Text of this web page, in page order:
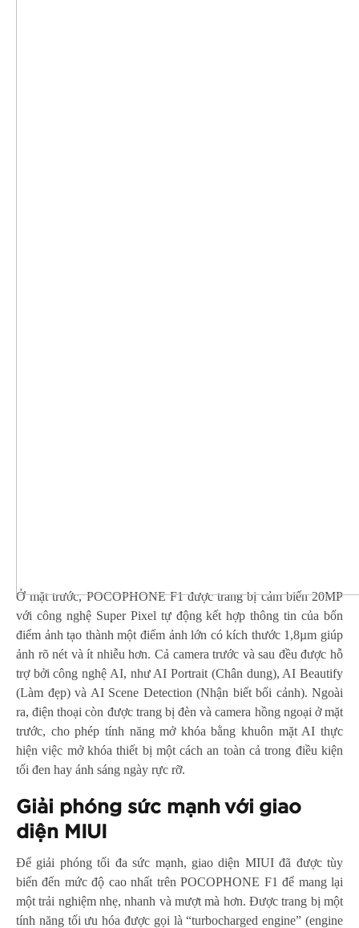
Ở mặt trước, POCOPHONE F1 được trang bị cảm biến 20MP
với công nghệ Super Pixel tự động kết hợp thông tin của bốn
điểm ảnh tạo thành một điểm ảnh lớn có kích thước 1,8µm giúp
ảnh rõ nét và ít nhiễu hơn. Cả camera trước và sau đều được hỗ
trợ bởi công nghệ AI, như AI Portrait (Chân dung), AI Beautify
(Làm đẹp) và AI Scene Detection (Nhận biết bối cảnh). Ngoài
ra, điện thoại còn được trang bị đèn và camera hồng ngoại ở mặt
trước, cho phép tính năng mở khóa bằng khuôn mặt AI thực
hiện việc mở khóa thiết bị một cách an toàn cả trong điều kiện
tối đen hay ánh sáng ngày rực rỡ.
Giải phóng sức mạnh với giao
diện MIUI
Để giải phóng tối đa sức mạnh, giao diện MIUI đã được tùy
biến đến mức độ cao nhất trên POCOPHONE F1 để mang lại
một trải nghiệm nhẹ, nhanh và mượt mà hơn. Được trang bị một
tính năng tối ưu hóa được gọi là “turbocharged engine” (engine